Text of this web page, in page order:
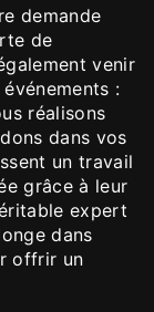
demande
de
venir
:
réalisons
dans vos
un travail
grâce à leur
expert
dans
offrir un